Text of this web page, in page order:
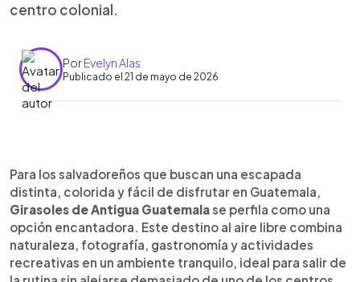
centro colonial.
PorEvelyn Alas
Publicado el 21 de mayo de 2026
Escuchar artículo
A pocos minutos del Parque Central de Antigua
Guatemala, Girasoles de Antigua Guatemala se
presenta como una parada ideal para
salvadoreños que buscan una escapada colorida,
familiar y al aire libre. Este destino, ubicado en San
Pedro Panorama, ofrece senderos entre
girasoles, espacios para fotografías, miradores,
Para los salvadoreños que buscan una escapada
distinta, colorida y fácil de disfrutar en Guatemala,
Girasoles de Antigua Guatemalase perfila como una
opción encantadora. Este destino al aire libre combina
naturaleza, fotografía, gastronomía y actividades
recreativas en un ambiente tranquilo, ideal para salir de